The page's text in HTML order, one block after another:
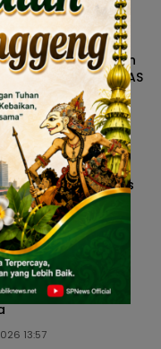
14:23
Keselamatan
FABL di GIIAS
14:19
Sekitar 100
Apresiasi atas
14:17
Baru ITS Jadi
Berani Jawab
13:57